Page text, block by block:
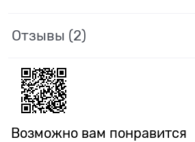
Отзывы (2)
Возможно вам понравится